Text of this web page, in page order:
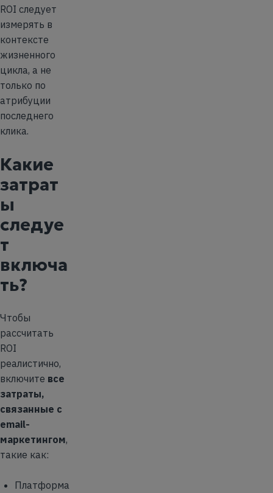
ROI следует
измерять в
контексте
жизненного
цикла, а не
только по
атрибуции
последнего
клика.
Какие
затрат
ы
следуе
т
включа
ть?
Чтобы
рассчитать
ROI
реалистично,
включите все
затраты,
связанные с
email-
маркетингом,
такие как:
Платформа